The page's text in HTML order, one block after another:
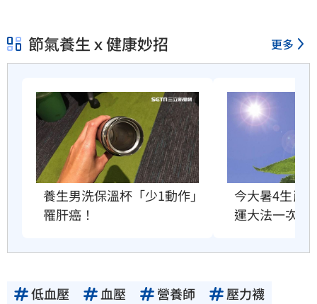
節氣養生ｘ健康妙招 更多
養生男洗保溫杯「少1動作」
罹肝癌！
今大暑4生肖
運大法一次看
低血壓 血壓 營養師
壓力襪